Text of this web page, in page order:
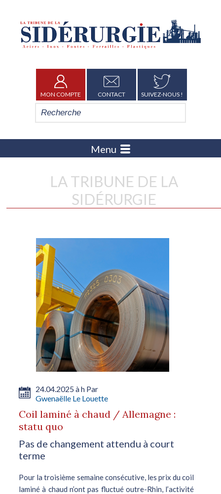
MON COMPTE CONTACT SUIVEZ-NOUS !
Menu
LA TRIBUNE DE LA
SIDÉRURGIE
24.04.2025 à h Par
Gwenaëlle Le Louette
Coil laminé à chaud / Allemagne :
statu quo
Pas de changement attendu à court
terme
Pour la troisième semaine consécutive, les prix du coil
laminé à chaud n’ont pas fluctué outre-Rhin, l’activité